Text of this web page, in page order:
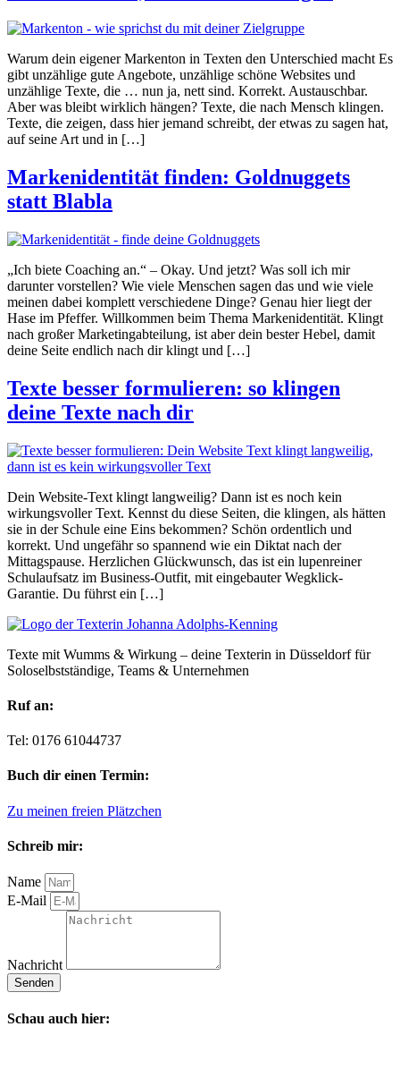
Warum dein eigener Markenton in Texten den Unterschied macht Es
gibt unzählige gute Angebote, unzählige schöne Websites und
unzählige Texte, die … nun ja, nett sind. Korrekt. Austauschbar.
Aber was bleibt wirklich hängen? Texte, die nach Mensch klingen.
Texte, die zeigen, dass hier jemand schreibt, der etwas zu sagen hat,
auf seine Art und in […]
Markenidentität finden: Goldnuggets
statt Blabla
„Ich biete Coaching an.“ – Okay. Und jetzt? Was soll ich mir
darunter vorstellen? Wie viele Menschen sagen das und wie viele
meinen dabei komplett verschiedene Dinge? Genau hier liegt der
Hase im Pfeffer. Willkommen beim Thema Markenidentität. Klingt
nach großer Marketingabteilung, ist aber dein bester Hebel, damit
deine Seite endlich nach dir klingt und […]
Texte besser formulieren: so klingen
deine Texte nach dir
Dein Website-Text klingt langweilig? Dann ist es noch kein
wirkungsvoller Text. Kennst du diese Seiten, die klingen, als hätten
sie in der Schule eine Eins bekommen? Schön ordentlich und
korrekt. Und ungefähr so spannend wie ein Diktat nach der
Mittagspause. Herzlichen Glückwunsch, das ist ein lupenreiner
Schulaufsatz im Business-Outfit, mit eingebauter Wegklick-
Garantie. Du führst ein […]
Texte mit Wumms & Wirkung – deine Texterin in Düsseldorf für
Soloselbstständige, Teams & Unternehmen
Ruf an:
Tel: 0176 61044737
Buch dir einen Termin:
Zu meinen freien Plätzchen
Schreib mir:
Name
E-Mail
Nachricht
Senden
Schau auch hier: